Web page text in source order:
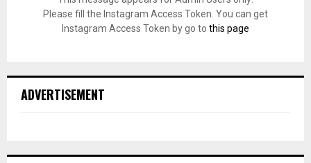
Please fill the Instagram Access Token. You can get
Instagram Access Token by go to this page
ADVERTISEMENT